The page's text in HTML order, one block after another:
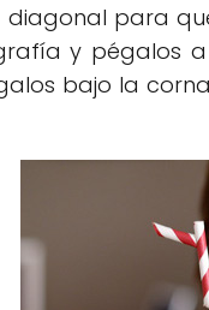
para
y pégalos
bajo la